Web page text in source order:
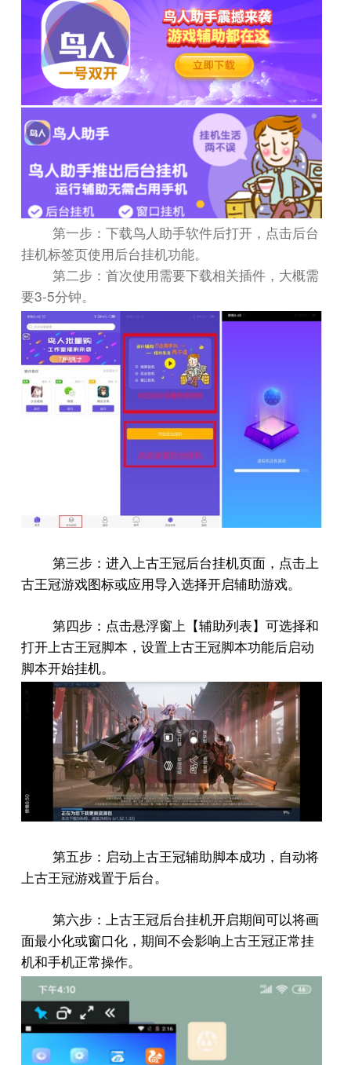
第一步：下载鸟人助手软件后打开，点击后台
挂机标签页使用后台挂机功能。
第二步：首次使用需要下载相关插件，大概需
要3-5分钟。
第三步：进入上古王冠后台挂机页面，点击上
古王冠游戏图标或应用导入选择开启辅助游戏。
第四步：点击悬浮窗上【辅助列表】可选择和
打开上古王冠脚本，设置上古王冠脚本功能后启动
脚本开始挂机。
第五步：启动上古王冠辅助脚本成功，自动将
上古王冠游戏置于后台。
第六步：上古王冠后台挂机开启期间可以将画
面最小化或窗口化，期间不会影响上古王冠正常挂
机和手机正常操作。